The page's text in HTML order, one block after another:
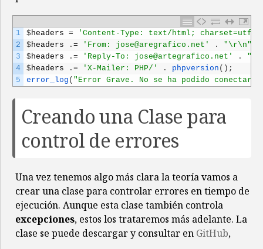
1
2
3
4
5
$headers =
'Content-Type: text/html; charset=utf-
$headers . = 'From: jose@aregrafico.net' . "\r\n"
$headers . = 'Reply-To: jose@artegrafico.net' .
$headers . = 'X-Mailer: PHP/' . phpversion ( ) ;
error_log ( "Error Grave. No se ha podido conectar
Creando una Clase para
control de errores
Una vez tenemos algo más clara la teoría vamos a
crear una clase para controlar errores en tiempo de
ejecución. Aunque esta clase también controla
excepciones, estos los trataremos más adelante. La
clase se puede descargar y consultar en GitHub,